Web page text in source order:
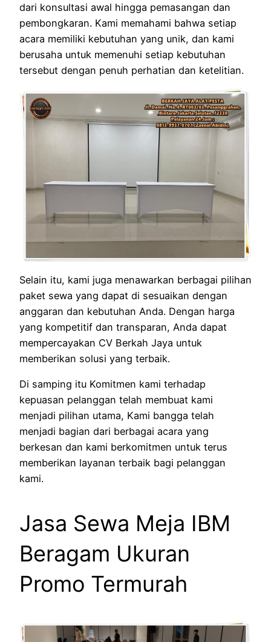
dari konsultasi awal hingga pemasangan dan
pembongkaran. Kami memahami bahwa setiap
acara memiliki kebutuhan yang unik, dan kami
berusaha untuk memenuhi setiap kebutuhan
tersebut dengan penuh perhatian dan ketelitian.
Selain itu, kami juga menawarkan berbagai pilihan
paket sewa yang dapat di sesuaikan dengan
anggaran dan kebutuhan Anda. Dengan harga
yang kompetitif dan transparan, Anda dapat
mempercayakan CV Berkah Jaya untuk
memberikan solusi yang terbaik.
Di samping itu Komitmen kami terhadap
kepuasan pelanggan telah membuat kami
menjadi pilihan utama, Kami bangga telah
menjadi bagian dari berbagai acara yang
berkesan dan kami berkomitmen untuk terus
memberikan layanan terbaik bagi pelanggan
kami.
Jasa Sewa Meja IBM
Beragam Ukuran
Promo Termurah